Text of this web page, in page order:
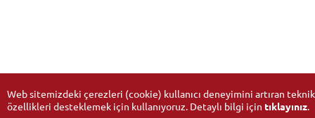
Web sitemizdeki çerezleri (cookie) kullanıcı deneyimini artıran teknik
özellikleri desteklemek için kullanıyoruz. Detaylı bilgi için tıklayınız.